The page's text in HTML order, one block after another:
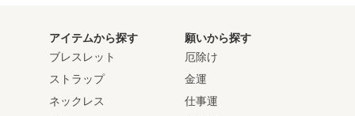
アイテムから探す
ブレスレット
ストラップ
ネックレス
願いから探す
厄除け
金運
仕事運